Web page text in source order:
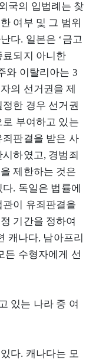
국의 입법례는 찾
여부 및 그 범위
다. 일본은 ‘금고
료되지 아니한
와 이탈리아는 3
의 선거권을 제
한 경우 선거권
부여하고 있는
판결을 받은 사
하였고, 경범죄
제한하는 것은
. 독일은 법률에
이 유죄판결을
기간을 정하여
캐나다, 남아프리
든 수형자에게 선
있는 나라 중 여
다. 캐나다는 모